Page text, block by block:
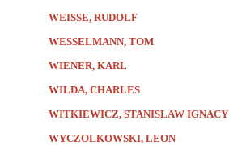
WEISSE, RUDOLF
WESSELMANN, TOM
WIENER, KARL
WILDA, CHARLES
WITKIEWICZ, STANISLAW IGNACY
WYCZOLKOWSKI, LEON